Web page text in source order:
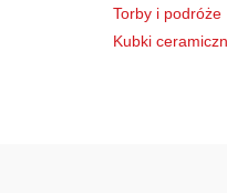
Torby i podróże
Kubki